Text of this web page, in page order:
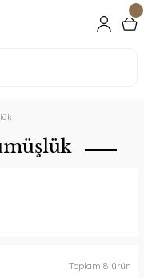
Toplam 8 ürün